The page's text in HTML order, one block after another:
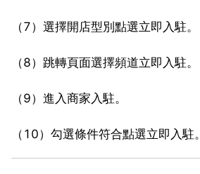
（7）選擇開店型別點選立即入駐。
（8）跳轉頁面選擇頻道立即入駐。
（9）進入商家入駐。
（10）勾選條件符合點選立即入駐。